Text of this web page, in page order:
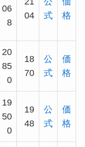
06
8
04
式
格
20
85
0
18
70
公
式
価
格
19
50
0
19
48
公
式
価
格